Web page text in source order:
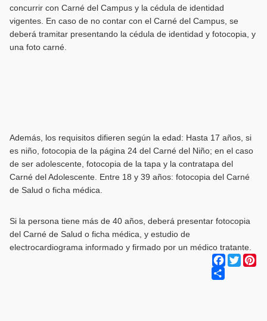
concurrir con Carné del Campus y la cédula de identidad
vigentes. En caso de no contar con el Carné del Campus, se
deberá tramitar presentando la cédula de identidad y fotocopia, y
una foto carné.
Además, los requisitos difieren según la edad: Hasta 17 años, si
es niño, fotocopia de la página 24 del Carné del Niño; en el caso
de ser adolescente, fotocopia de la tapa y la contratapa del
Carné del Adolescente. Entre 18 y 39 años: fotocopia del Carné
de Salud o ficha médica.
Si la persona tiene más de 40 años, deberá presentar fotocopia
del Carné de Salud o ficha médica, y estudio de
electrocardiograma informado y firmado por un médico tratante.
Facebook
Twitter